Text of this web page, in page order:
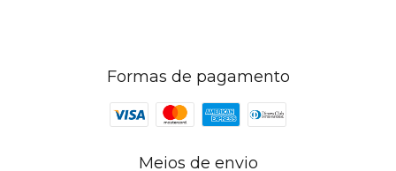
Formas de pagamento
Meios de envio